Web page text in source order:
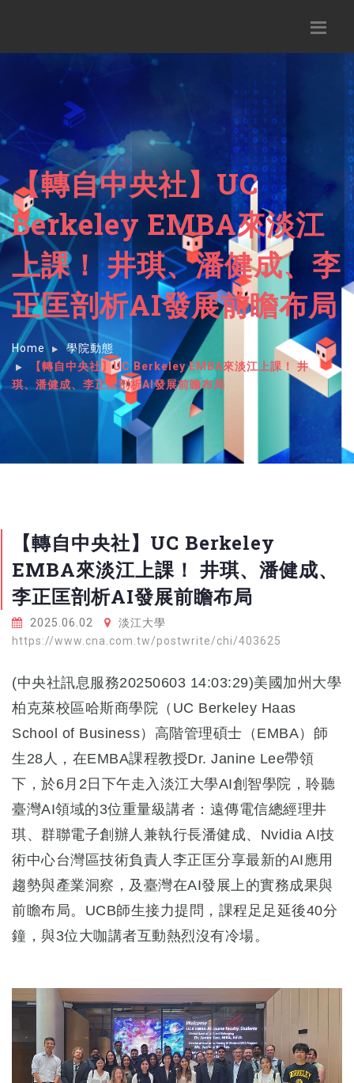
【轉自中央社】UC
Berkeley EMBA來淡江
上課！ 井琪、潘健成、李
正匡剖析AI發展前瞻布局
Home
學院動態
【轉自中央社】UC Berkeley EMBA來淡江上課！ 井
琪、潘健成、李正匡剖析AI發展前瞻布局
【轉自中央社】UC Berkeley
EMBA來淡江上課！ 井琪、潘健成、
李正匡剖析AI發展前瞻布局
2025.06.02
淡江大學
https://www.cna.com.tw/postwrite/chi/403625
(中央社訊息服務20250603 14:03:29)美國加州大學
柏克萊校區哈斯商學院（UC Berkeley Haas
School of Business）高階管理碩士（EMBA）師
生28人，在EMBA課程教授Dr. Janine Lee帶領
下，於6月2日下午走入淡江大學AI創智學院，聆聽
臺灣AI領域的3位重量級講者：遠傳電信總經理井
琪、群聯電子創辦人兼執行長潘健成、Nvidia AI技
術中心台灣區技術負責人李正匡分享最新的AI應用
趨勢與產業洞察，及臺灣在AI發展上的實務成果與
前瞻布局。UCB師生接力提問，課程足足延後40分
鐘，與3位大咖講者互動熱烈沒有冷場。